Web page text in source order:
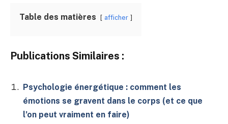
Table des matières afficher
Publications Similaires :
Psychologie énergétique : comment les
émotions se gravent dans le corps (et ce que
l’on peut vraiment en faire)